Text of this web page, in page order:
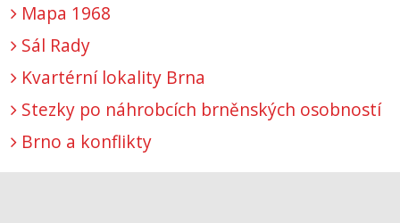
Mapa 1968
Sál Rady
Kvartérní lokality Brna
Stezky po náhrobcích brněnských osobností
Brno a konflikty